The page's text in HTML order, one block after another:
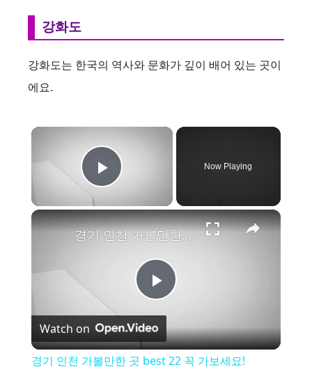
강화도
강화도는 한국의 역사와 문화가 깊이 배어 있는 곳이
에요.
×
Play Video
Now Playing
×
P
l
경기 인천 가볼만한 곳 best 22 꼭 가보세요!
Watch on
경기 인천 가볼만한 곳 best 22 꼭 가보세요!